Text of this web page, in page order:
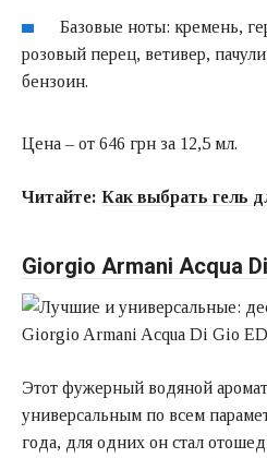
Базовые ноты: кремень,
розовый перец, ветивер,
бензоин.
Цена – от 646 грн за 12,5 мл.
Читайте: Как выбрать гель
Giorgio Armani Acqua
Этот фужерный водяной
универсальным по всем
года, для одних он стал